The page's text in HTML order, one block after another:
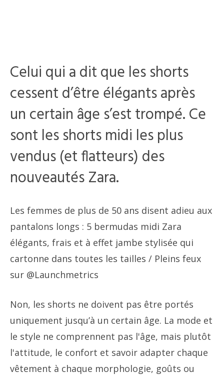
Celui qui a dit que les shorts
cessent d’être élégants après
un certain âge s’est trompé. Ce
sont les shorts midi les plus
vendus (et flatteurs) des
nouveautés Zara.
Les femmes de plus de 50 ans disent adieu aux
pantalons longs : 5 bermudas midi Zara
élégants, frais et à effet jambe stylisée qui
cartonne dans toutes les tailles / Pleins feux
sur @Launchmetrics
Non, les shorts ne doivent pas être portés
uniquement jusqu’à un certain âge. La mode et
le style ne comprennent pas l'âge, mais plutôt
l'attitude, le confort et savoir adapter chaque
vêtement à chaque morphologie, goûts ou